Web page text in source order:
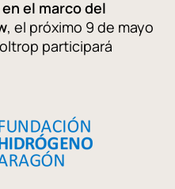
el marco del
, el próximo 9 de mayo
participará